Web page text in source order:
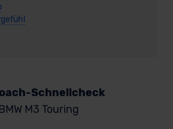
Schnellcheck
M3 Touring